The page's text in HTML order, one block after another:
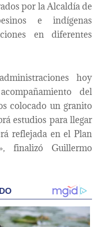
por la Alcaldía de
e indígenas
en diferentes
hoy
del
colocado un granito
estudios para llegar
reflejada en el Plan
finalizó Guillermo